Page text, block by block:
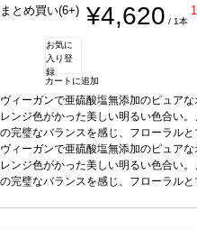
まとめ買い(6+) ¥4,620 / 1本
お気に
入り登
録
カートに追加
ヴィーガンで亜硫酸塩無添加のピュア
レンジ色がかった美しい明るい色合い
の完璧なバランスを感じ、フローラル
タジン鍋の野菜、魚のシチュー、熟成
最適葡萄品種シャルドネ、グルナッシ
オーガニック認証、ヴィーガン(SO2無
ヴィーガンで亜硫酸塩無添加のピュア
レンジ色がかった美しい明るい色合い
の完璧なバランスを感じ、フローラル